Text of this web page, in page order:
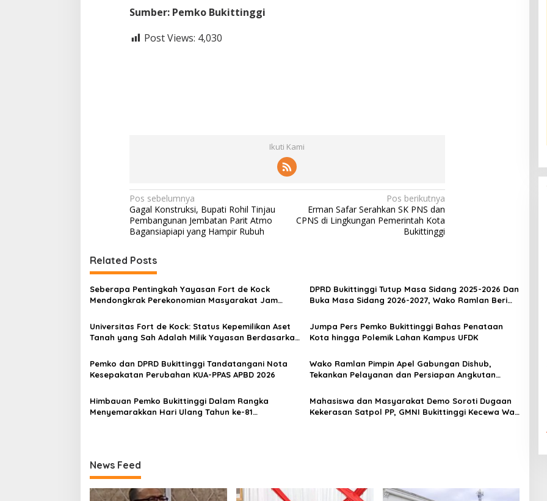
Sumber: Pemko Bukittinggi
Post Views: 4,030
Ikuti Kami
N
a
v
i
g
a
s
i
p
s
Pos sebelumnya
Gagal Konstruksi, Bupati Rohil Tinjau
Pembangunan Jembatan Parit Atmo
Bagansiapiapi yang Hampir Rubuh
Pos berikutnya
Erman Safar Serahkan SK PNS dan
CPNS di Lingkungan Pemerintah Kota
Bukittinggi
Related Posts
Seberapa Pentingkah Yayasan Fort de Kock
Mendongkrak Perekonomian Masyarakat Jam
DPRD Bukittinggi Tutup Masa Sidang 2025-2026 Dan
Buka Masa Sidang 2026-2027, Wako Ramlan Beri
Universitas Fort de Kock: Status Kepemilikan Aset
Tanah yang Sah Adalah Milik Yayasan Berdasarkan
Jumpa Pers Pemko Bukittinggi Bahas Penataan
Kota hingga Polemik Lahan Kampus UFDK
Pemko dan DPRD Bukittinggi Tandatangani Nota
Kesepakatan Perubahan KUA-PPAS APBD 2026
Wako Ramlan Pimpin Apel Gabungan Dishub,
Tekankan Pelayanan dan Persiapan Angkutan
Himbauan Pemko Bukittinggi Dalam Rangka
Menyemarakkan Hari Ulang Tahun ke-81
Mahasiswa dan Masyarakat Demo Soroti Dugaan
Kekerasan Satpol PP, GMNI Bukittinggi Kecewa Wali
News Feed